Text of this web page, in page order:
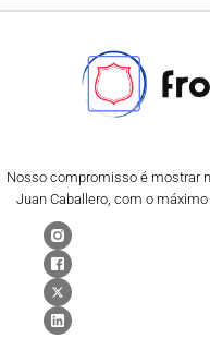
Nosso compromisso é mostrar
Juan Caballero, com o